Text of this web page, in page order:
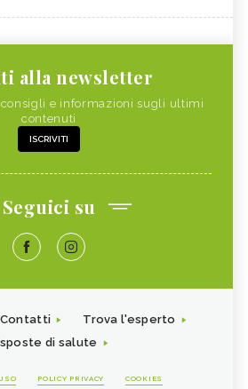
alla newsletter
e informazioni sugli ultimi
contenuti
ISCRIVITI
Seguici su
Contatti
Trova l'esperto
di salute
POLICY PRIVACY COOKIES